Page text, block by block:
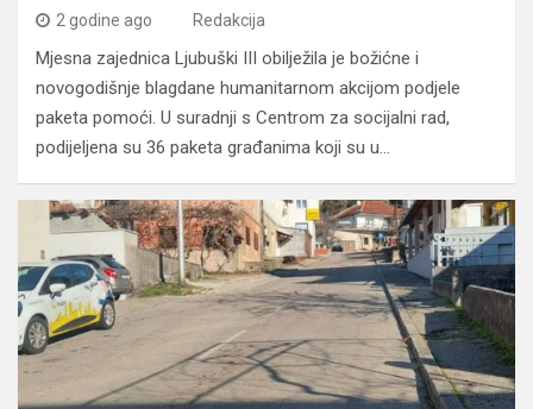
2 godine ago Redakcija
Mjesna zajednica Ljubuški III obilježila je božićne i
novogodišnje blagdane humanitarnom akcijom podjele
paketa pomoći. U suradnji s Centrom za socijalni rad,
podijeljena su 36 paketa građanima koji su u…